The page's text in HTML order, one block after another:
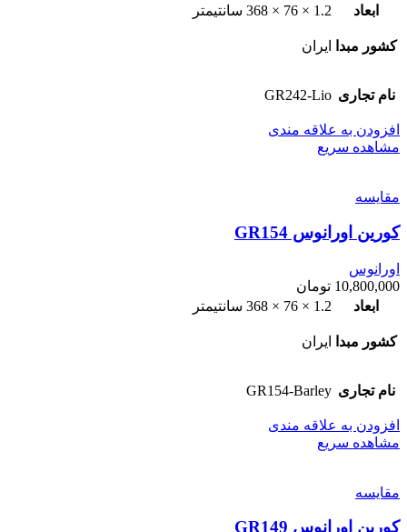
ابعاد
1.2 × 76 × 368 سانتیمتر
کشور مبدا ایران
نام تجاری GR242-Lio
افزودن به علاقه مندی
مشاهده سریع
مقایسه
کورین اورانوس GR154
اورانوس
10,800,000 تومان
ابعاد
1.2 × 76 × 368 سانتیمتر
کشور مبدا ایران
نام تجاری GR154-Barley
افزودن به علاقه مندی
مشاهده سریع
مقایسه
کورین اورانوس GR149